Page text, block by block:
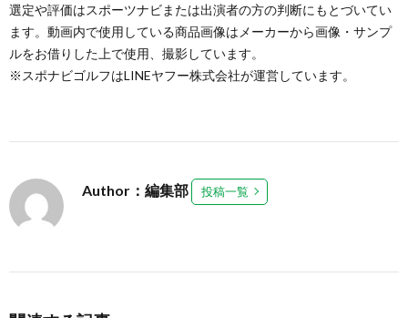
選定や評価はスポーツナビまたは出演者の方の判断にもとづいてい
ます。動画内で使用している商品画像はメーカーから画像・サンプ
ルをお借りした上で使用、撮影しています。
※スポナビゴルフはLINEヤフー株式会社が運営しています。
Author：編集部 投稿一覧